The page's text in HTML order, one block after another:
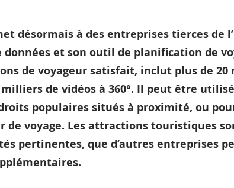
désormais à des entreprises tierces de
données et son outil de planification de
de voyageur satisfait, inclut plus de
milliers de vidéos à 360°. Il peut être
populaires situés à proximité, ou
voyage. Les attractions touristiques
pertinentes, que d’autres entreprises